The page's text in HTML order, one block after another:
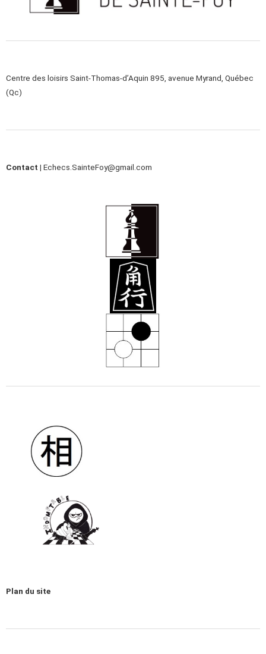
Centre des loisirs Saint-Thomas-d’Aquin 895, avenue Myrand, Québec
(Qc)
Contact | Echecs.SainteFoy@gmail.com
Plan du site